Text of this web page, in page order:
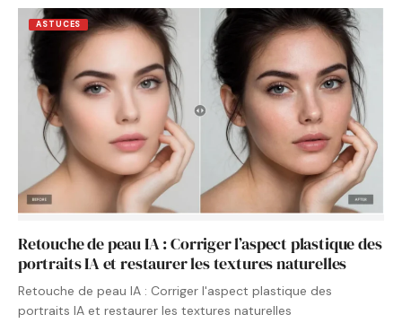
ASTUCES
Retouche de peau IA : Corriger l’aspect plastique des
portraits IA et restaurer les textures naturelles
Retouche de peau IA : Corriger l'aspect plastique des
portraits IA et restaurer les textures naturelles